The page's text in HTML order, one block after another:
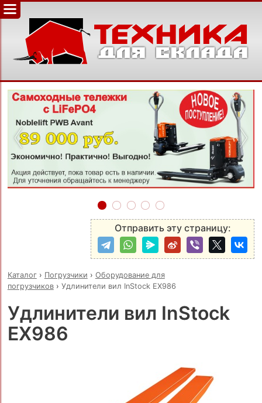
‹ ›
Отправить эту страницу:
Каталог› Погрузчики › Оборудование для
погрузчиков› Удлинители вил InStock EX986
Удлинители вил InStock
EX986